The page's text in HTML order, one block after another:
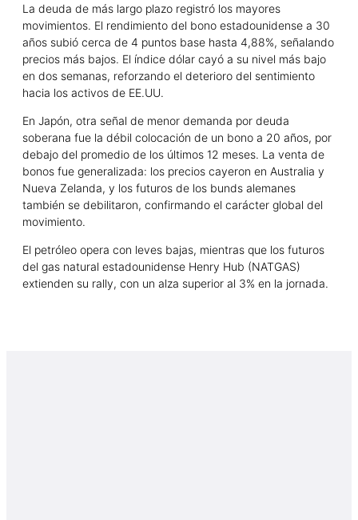
La deuda de más largo plazo registró los mayores
movimientos. El rendimiento del bono estadounidense a 30
años subió cerca de 4 puntos base hasta 4,88%, señalando
precios más bajos. El índice dólar cayó a su nivel más bajo
en dos semanas, reforzando el deterioro del sentimiento
hacia los activos de EE.UU.
En Japón, otra señal de menor demanda por deuda
soberana fue la débil colocación de un bono a 20 años, por
debajo del promedio de los últimos 12 meses. La venta de
bonos fue generalizada: los precios cayeron en Australia y
Nueva Zelanda, y los futuros de los bunds alemanes
también se debilitaron, confirmando el carácter global del
movimiento.
El petróleo opera con leves bajas, mientras que los futuros
del gas natural estadounidense Henry Hub (NATGAS)
extienden su rally, con un alza superior al 3% en la jornada.